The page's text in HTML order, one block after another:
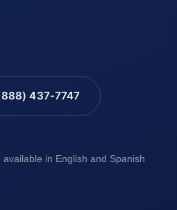
437-7747
in English and Spanish